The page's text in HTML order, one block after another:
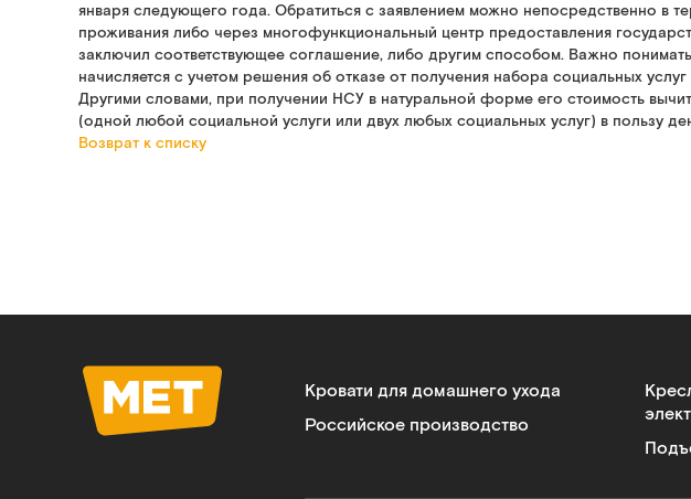
января следующего года. Обратиться с заявлением можно непосредственно в
проживания либо через многофункциональный центр предоставления
заключил соответствующее соглашение, либо другим способом. Важно
начисляется с учетом решения об отказе от получения набора социальных
Другими словами, при получении НСУ в натуральной форме его стоимость
(одной любой социальной услуги или двух любых социальных услуг) в пользу
Возврат к списку
Кровати для домашнего ухода
Российское производство